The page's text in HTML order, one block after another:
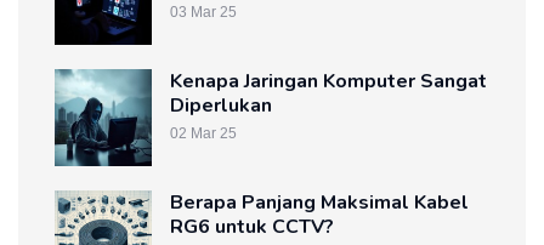
03 Mar 25
Kenapa Jaringan Komputer Sangat
Diperlukan
02 Mar 25
Berapa Panjang Maksimal Kabel
RG6 untuk CCTV?